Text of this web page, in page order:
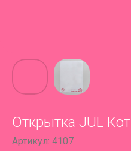
Открытка JUL Кот
Артикул: 4107